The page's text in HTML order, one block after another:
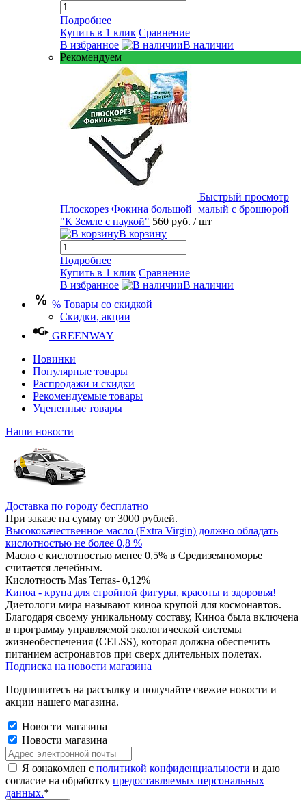
Подробнее
Купить в 1 клик Сравнение
В избранное
В наличии
Рекомендуем
Быстрый просмотр
Плоскорез Фокина большой+малый с брошюрой
"К Земле с наукой" 560 руб. / шт
В корзину
Подробнее
Купить в 1 клик Сравнение
В избранное
В наличии
% Товары со скидкой
Скидки, акции
GREENWAY
Новинки
Популярные товары
Распродажи и скидки
Рекомендуемые товары
Уцененные товары
Наши новости
Доставка по городу бесплатно
При заказе на сумму от 3000 рублей.
Высококачественное масло (Extra Virgin) должно обладать
кислотностью не более 0,8 %
Масло с кислотностью менее 0,5% в Средиземноморье
считается лечебным.
Кислотность Mas Terras- 0,12%
Киноа - крупа для стройной фигуры, красоты и здоровья!
Диетологи мира называют киноа крупой для космонавтов.
Благодаря своему уникальному составу, Киноа была включена
в программу управляемой экологической системы
жизнеобеспечения (CELSS), которая должна обеспечить
питанием астронавтов при сверх длительных полетах.
Подписка на новости магазина
Подпишитесь на рассылку и получайте свежие новости и
акции нашего магазина.
Новости магазина
Новости магазина
Я ознакомлен с политикой конфиденциальности и даю
согласие на обработку предоставляемых персональных
данных.*